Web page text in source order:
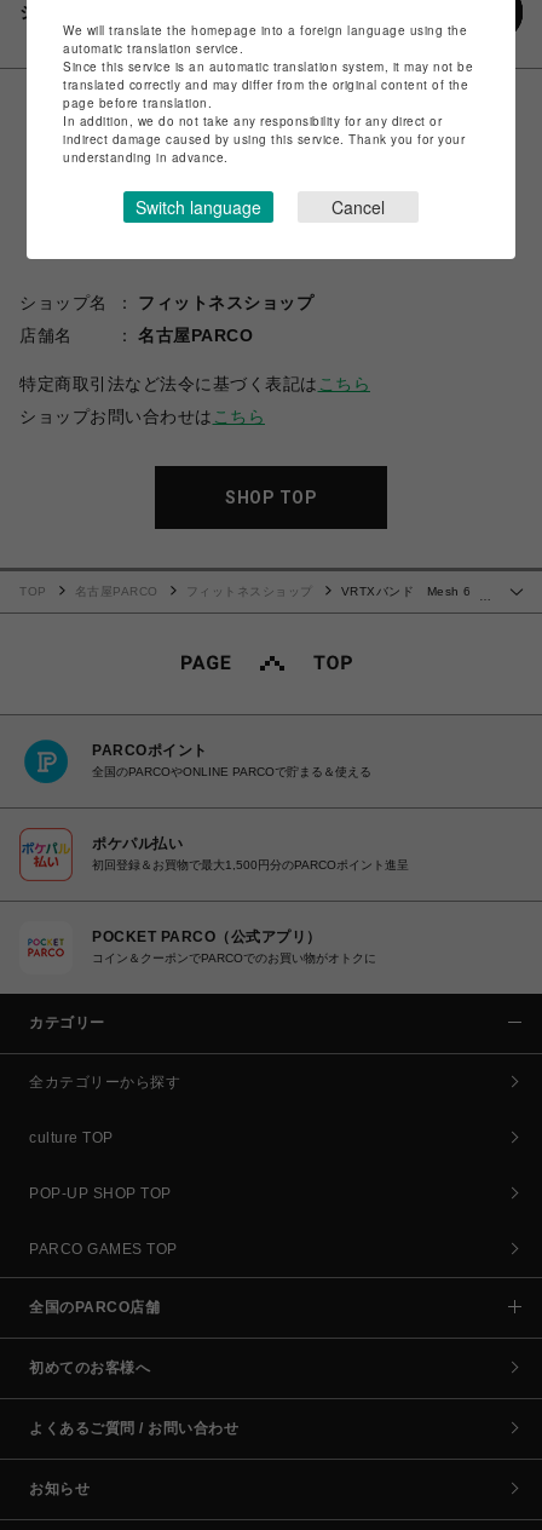
シェアする
ショップ名
フィットネスショップ
店舗名
名古屋PARCO
特定商取引法など法令に基づく表記は こちら
ショップお問い合わせは こちら
SHOP TOP
TOP 名古屋PARCO フィットネスショップ
VRTXバンド Mesh 6
PARCOポイント
全国のPARCOやONLINE PARCOで貯まる＆使える
ポケパル払い
初回登録＆お買物で最大1,500円分のPARCOポイント進呈
POCKET PARCO（公式アプリ）
コイン＆クーポンでPARCOでのお買い物がオトクに
カテゴリー
全カテゴリーから探す
culture TOP
POP-UP SHOP TOP
PARCO GAMES TOP
全国のPARCO店舗
初めてのお客様へ
よくあるご質問 / お問い合わせ
お知らせ
We will translate the homepage into a foreign language using the
automatic translation service.
Since this service is an automatic translation system, it may not be
translated correctly and may differ from the original content of the
page before translation.
In addition, we do not take any responsibility for any direct or
indirect damage caused by using this service. Thank you for your
understanding in advance.
Switch language Cancel